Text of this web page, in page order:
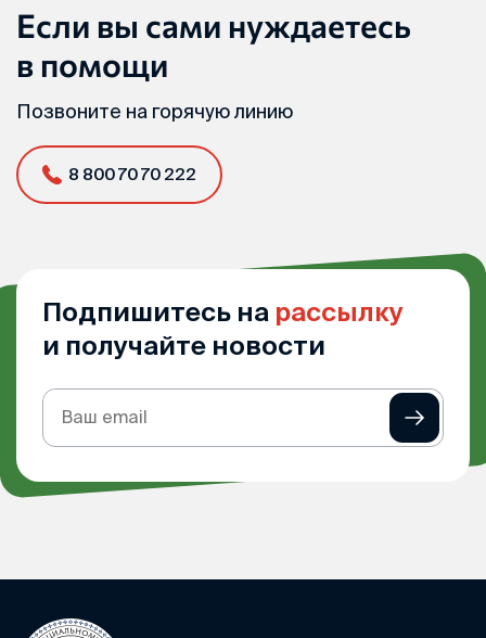
Если вы сами нуждаетесь
в помощи
Позвоните на горячую линию
8 800 70 70 222
Подпишитесь на рассылку
и получайте новости
Подписка
на